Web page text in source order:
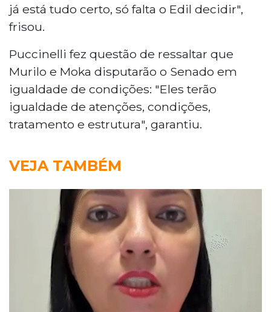
já está tudo certo, só falta o Edil decidir",
frisou.
Puccinelli fez questão de ressaltar que
Murilo e Moka disputarão o Senado em
igualdade de condições: "Eles terão
igualdade de atenções, condições,
tratamento e estrutura", garantiu.
VEJA TAMBÉM